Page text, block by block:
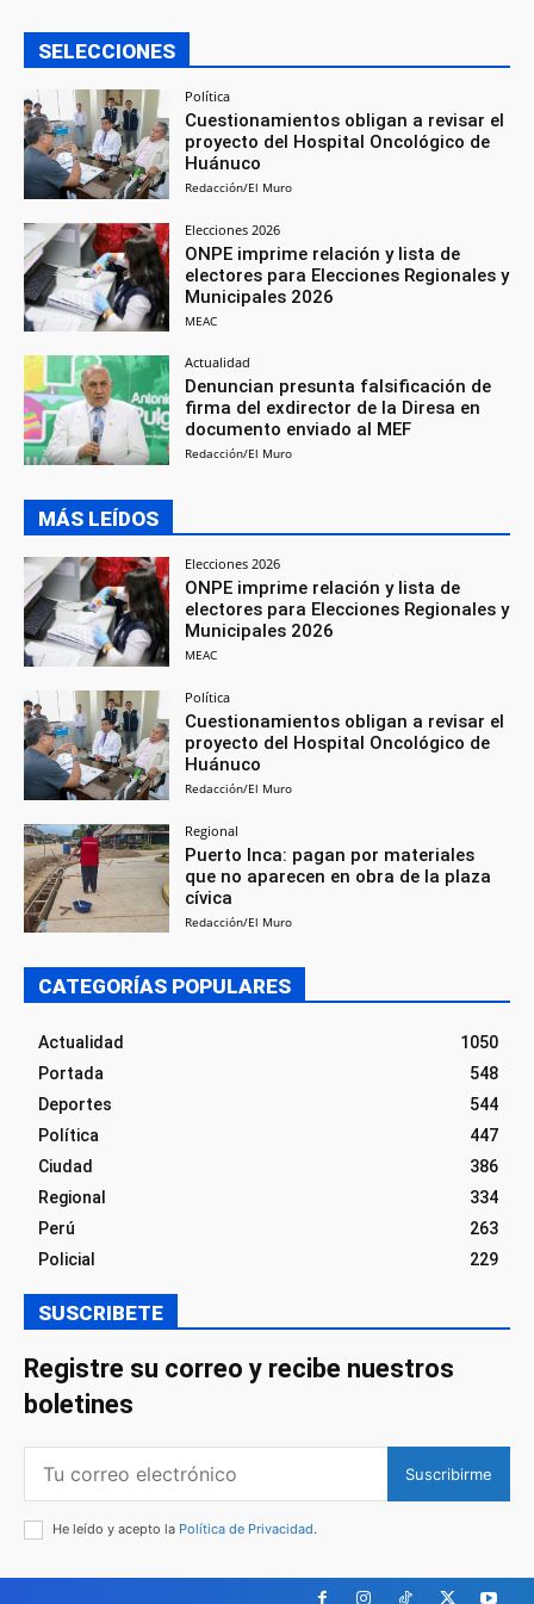
SELECCIONES
Política
Cuestionamientos obligan a revisar el
proyecto del Hospital Oncológico de
Huánuco
Redacción/El Muro
Elecciones 2026
ONPE imprime relación y lista de
electores para Elecciones Regionales y
Municipales 2026
MEAC
Actualidad
Denuncian presunta falsificación de
firma del exdirector de la Diresa en
documento enviado al MEF
Redacción/El Muro
MÁS LEÍDOS
Elecciones 2026
ONPE imprime relación y lista de
electores para Elecciones Regionales y
Municipales 2026
MEAC
Política
Cuestionamientos obligan a revisar el
proyecto del Hospital Oncológico de
Huánuco
Redacción/El Muro
Regional
Puerto Inca: pagan por materiales
que no aparecen en obra de la plaza
cívica
Redacción/El Muro
CATEGORÍAS POPULARES
Actualidad
1050
Portada
548
Deportes
544
Política
447
Ciudad
386
Regional
334
Perú
263
Policial
229
SUSCRIBETE
Registre su correo y recibe nuestros
boletines
Suscribirme
He leído y acepto la Política de Privacidad.